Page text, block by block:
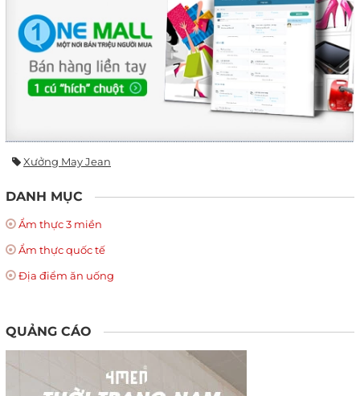
Xưởng May Jean
DANH MỤC
Ẩm thực 3 miền
Ẩm thực quốc tế
Địa điểm ăn uống
QUẢNG CÁO